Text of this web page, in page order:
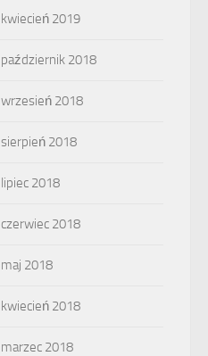
kwiecień 2019
październik 2018
wrzesień 2018
sierpień 2018
lipiec 2018
czerwiec 2018
maj 2018
kwiecień 2018
marzec 2018